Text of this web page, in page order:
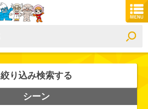
絞り込み検索する
シーン